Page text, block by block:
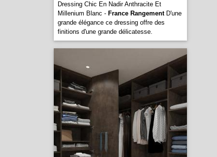
Dressing Chic En Nadir Anthracite Et
Millenium Blanc - France RangementD'une
grande élégance ce dressing offre des
finitions d'une grande délicatesse.